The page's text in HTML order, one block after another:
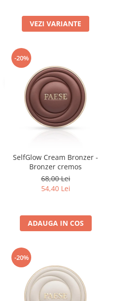
VEZI VARIANTE
-20%
SelfGlow Cream Bronzer -
Bronzer cremos
68,00 Lei
54,40 Lei
ADAUGA IN COS
-20%